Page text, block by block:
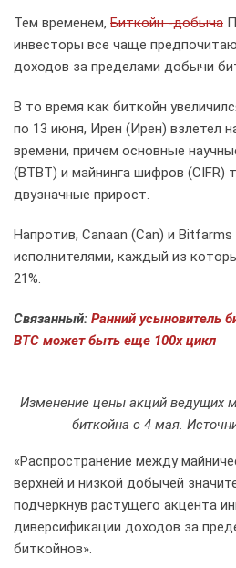
Тем временем, Биткойн -добыча
инвесторы все чаще
доходов за пределами добычи
В то время как биткойн
по 13 июня, Ирен (Ирен) взлетел
времени, причем основные
(BTBT) и майнинга шифров (CIFR)
двузначные прирост.
Напротив, Canaan (Can) и
исполнителями, каждый из
21%.
Связанный: Ранний усыновитель
BTC может быть еще 100x цикл
Изменение цены акций ведущих
биткойна с 4 мая.
«Распространение между
верхней и низкой добычей
подчеркнув растущего акцента
диверсификации доходов за
биткойнов».